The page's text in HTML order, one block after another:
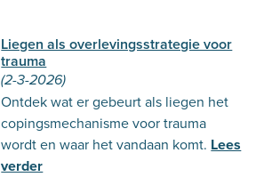
Liegen als overlevingsstrategie voor
trauma
(2-3-2026)
Ontdek wat er gebeurt als liegen het
copingsmechanisme voor trauma
wordt en waar het vandaan komt. Lees
verder